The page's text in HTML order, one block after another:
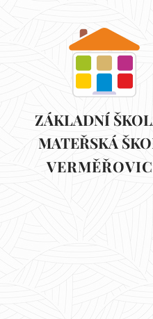
ZÁKLADNÍ
MATEŘSKÁ